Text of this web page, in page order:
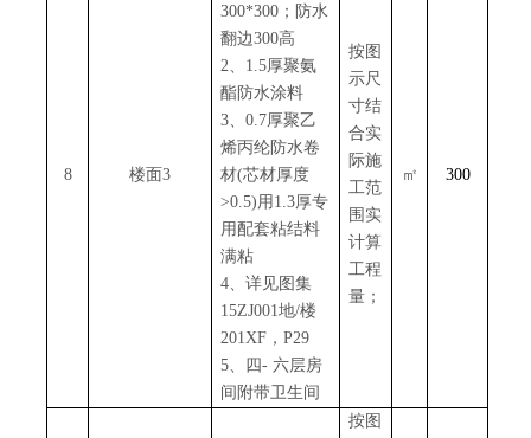
8 楼面3
300*300；防水
翻边300高
2、1.5厚聚氨
酯防水涂料
3、0.7厚聚乙
烯丙纶防水卷
材(芯材厚度
>0.5)用1.3厚专
用配套粘结料
满粘
4、详见图集
15ZJ001地/楼
201XF，P29
5、四- 六层房
间附带卫生间
按图
示尺
寸结
合实
际施
工范
围实
计算
工程
量；
㎡ 300
按图